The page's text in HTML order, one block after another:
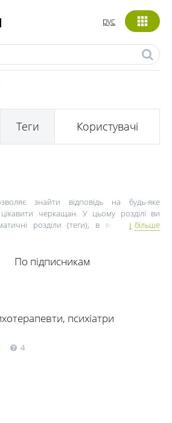
рус
Теги Користувачі
знайти відповідь на будь-яке
черкащан. У цьому розділі ви
розділи (теги), в яких ставлять
про появу нових запитань у цій
свій час на пошук потрібної інформації.
експертові і спеціалістові і
підпишіться на тег і отримуйте
нових запитань і відповідей у режимі
у Черкасах – це дуже широка тематика,
життя. Кулінарія, банківська справа,
юридична консультація, сфера
не повний перелік тегів, за якими ви
більше
По підписникам
психіатри
4